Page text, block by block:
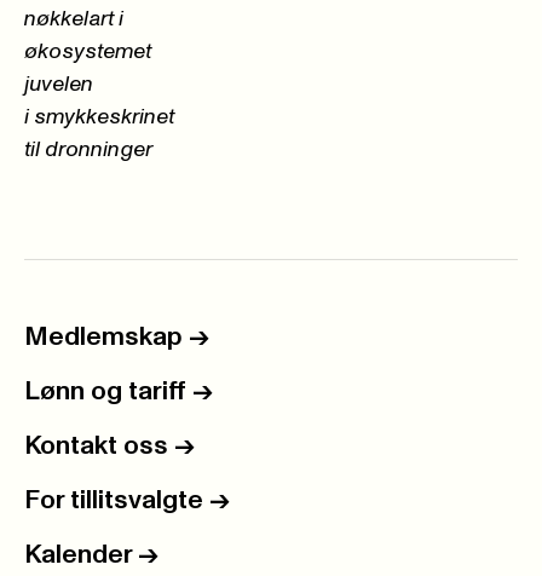
nøkkelart i
økosystemet
juvelen
i smykkeskrinet
til dronninger
Medlemskap ->
Lønn og tariff ->
Kontakt oss ->
For tillitsvalgte ->
Kalender ->